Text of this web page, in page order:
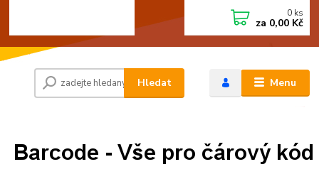
Menu
Hledat
0 ks
za 0,00 Kč